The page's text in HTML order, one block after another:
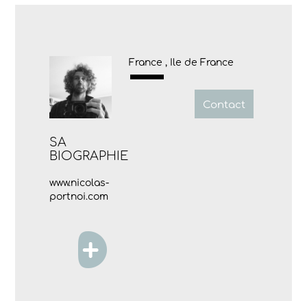
France , Ile de France
Contact
SA
BIOGRAPHIE
www.nicolas-
portnoi.com